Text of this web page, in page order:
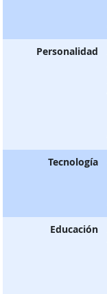
Personalidad
Tecnología
Educación